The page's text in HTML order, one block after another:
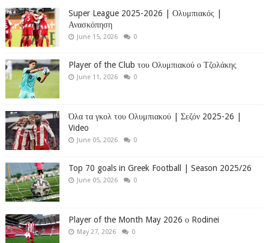
Super League 2025-2026 | Ολυμπιακός |
Ανασκόπηση
June 15, 2026 0
Player of the Club του Ολυμπιακού ο Τζολάκης
June 11, 2026 0
Όλα τα γκολ του Ολυμπιακού | Σεζόν 2025-26 |
Video
June 05, 2026 0
Top 70 goals in Greek Football | Season 2025/26
June 05, 2026 0
Player of the Month May 2026 ο Rodinei
May 27, 2026 0